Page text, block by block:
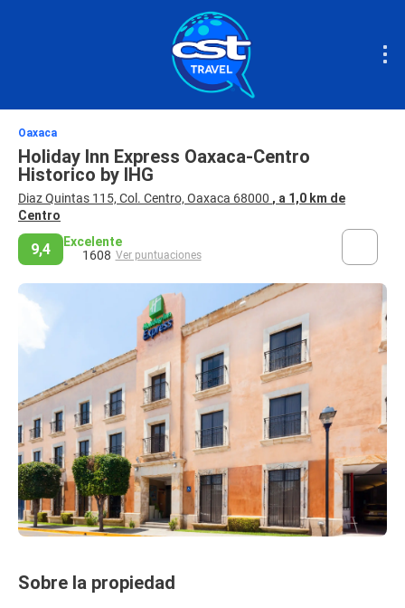
Oaxaca
Holiday Inn Express Oaxaca-Centro
Historico by IHG
Diaz Quintas 115, Col. Centro, Oaxaca 68000 , a 1,0 km de
Centro
9,4
Excelente
1608 Ver puntuaciones
Sobre la propiedad